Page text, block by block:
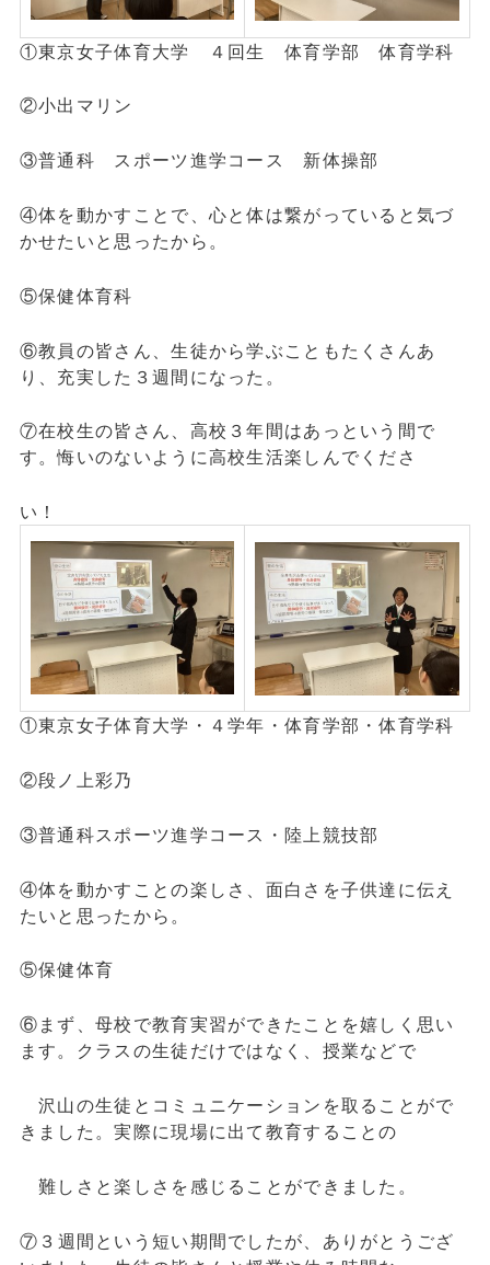
①東京女子体育大学 ４回生 体育学部 体育学科
②小出マリン
③普通科 スポーツ進学コース 新体操部
④体を動かすことで、心と体は繋がっていると気づ
かせたいと思ったから。
⑤保健体育科
⑥教員の皆さん、生徒から学ぶこともたくさんあ
り、充実した３週間になった。
⑦在校生の皆さん、高校３年間はあっという間で
す。悔いのないように高校生活楽しんでくださ
い！
①東京女子体育大学・４学年・体育学部・体育学科
②段ノ上彩乃
③普通科スポーツ進学コース・陸上競技部
④体を動かすことの楽しさ、面白さを子供達に伝え
たいと思ったから。
⑤保健体育
⑥まず、母校で教育実習ができたことを嬉しく思い
ます。クラスの生徒だけではなく、授業などで
沢山の生徒とコミュニケーションを取ることがで
きました。実際に現場に出て教育することの
難しさと楽しさを感じることができました。
⑦３ 週間という短い期間でしたが、ありがとうござ